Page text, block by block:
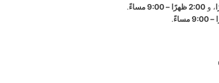
، و 2:00 ظهرًا – 9:00 مساءً
.
.